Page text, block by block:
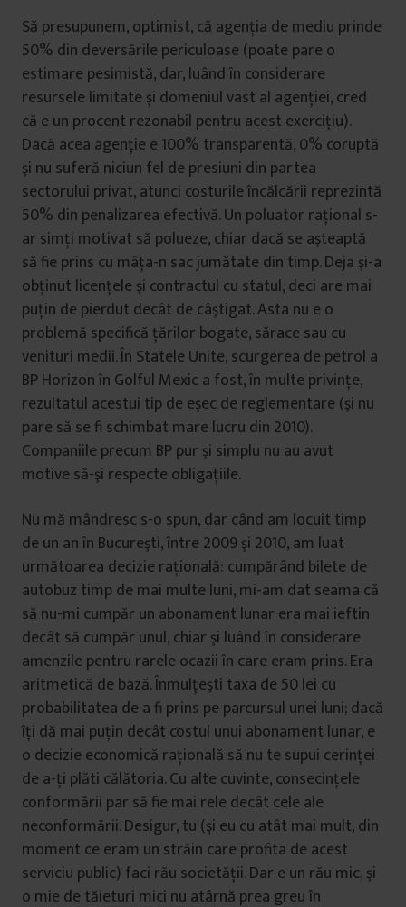
Să presupunem, optimist, că agenţia de mediu prinde
50% din deversările periculoase (poate pare o
estimare pesimistă, dar, luând în considerare
resursele limitate și domeniul vast al agenției, cred
că e un procent rezonabil pentru acest exercițiu).
Dacă acea agenție e 100% transparentă, 0% coruptă
şi nu suferă niciun fel de presiuni din partea
sectorului privat, atunci costurile încălcării reprezintă
50% din penalizarea efectivă. Un poluator raţional s-
ar simţi motivat să polueze, chiar dacă se aşteaptă
să fie prins cu mâţa-n sac jumătate din timp. Deja şi-a
obţinut licenţele şi contractul cu statul, deci are mai
puţin de pierdut decât de câştigat. Asta nu e o
problemă specifică ţărilor bogate, sărace sau cu
venituri medii. În Statele Unite, scurgerea de petrol a
BP Horizon în Golful Mexic a fost, în multe privinţe,
rezultatul acestui tip de eşec de reglementare (şi nu
pare să se fi schimbat mare lucru din 2010).
Companiile precum BP pur şi simplu nu au avut
motive să-şi respecte obligaţiile.
Nu mă mândresc s-o spun, dar când am locuit timp
de un an în Bucureşti, între 2009 şi 2010, am luat
următoarea decizie raţională: cumpărând bilete de
autobuz timp de mai multe luni, mi-am dat seama că
să nu-mi cumpăr un abonament lunar era mai ieftin
decât să cumpăr unul, chiar şi luând în considerare
amenzile pentru rarele ocazii în care eram prins. Era
aritmetică de bază. Înmulţeşti taxa de 50 lei cu
probabilitatea de a fi prins pe parcursul unei luni; dacă
îţi dă mai puţin decât costul unui abonament lunar, e
o decizie economică raţională să nu te supui cerinţei
de a-ţi plăti călătoria. Cu alte cuvinte, consecinţele
conformării par să fie mai rele decât cele ale
neconformării. Desigur, tu (şi eu cu atât mai mult, din
moment ce eram un străin care profita de acest
serviciu public) faci rău societăţii. Dar e un rău mic, şi
o mie de tăieturi mici nu atârnă prea greu în